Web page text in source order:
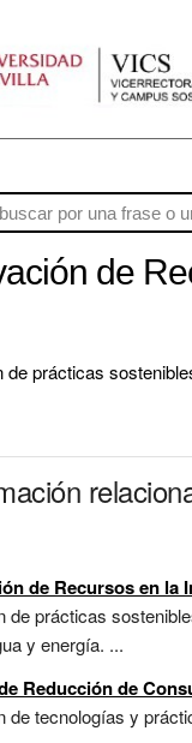
de
de prácticas
de Recursos en la
de prácticas
y energía. ...
Reducción de
de tecnologías y